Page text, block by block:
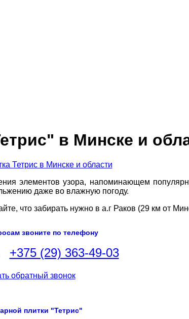
в Минске и
элементов узора, напоминающем
даже во влажную погоду.
что забирать нужно в а.г Раков (29 км от
звоните по телефону
+375 (29) 363-49-03
плитки "Тетрис"